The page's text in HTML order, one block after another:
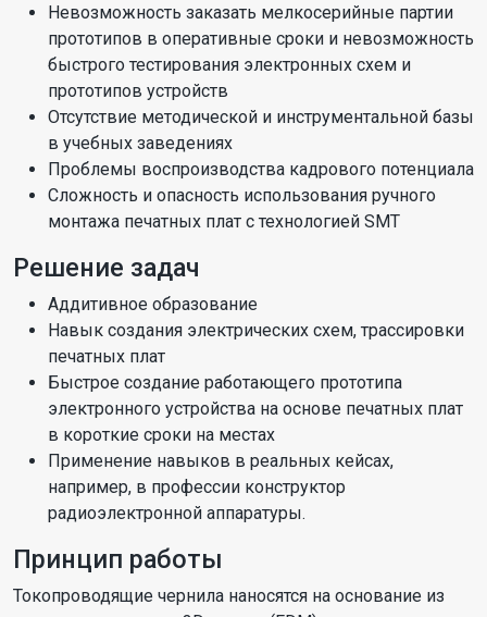
Невозможность заказать мелкосерийные партии
прототипов в оперативные сроки и невозможность
быстрого тестирования электронных схем и
прототипов устройств
Отсутствие методической и инструментальной базы
в учебных заведениях
Проблемы воспроизводства кадрового потенциала
Сложность и опасность использования ручного
монтажа печатных плат с технологией SMT
Решение задач
Аддитивное образование
Навык создания электрических схем, трассировки
печатных плат
Быстрое создание работающего прототипа
электронного устройства на основе печатных плат
в короткие сроки на местах
Применение навыков в реальных кейсах,
например, в профессии конструктор
радиоэлектронной аппаратуры.
Принцип работы
Токопроводящие чернила наносятся на основание из